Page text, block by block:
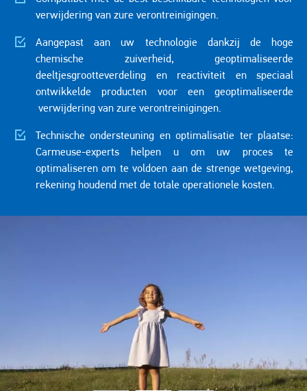
verwijdering van zure verontreinigingen.
Aangepast aan uw technologie dankzij de hoge
chemische zuiverheid, geoptimaliseerde
deeltjesgrootteverdeling en reactiviteit en speciaal
ontwikkelde producten voor een geoptimaliseerde
verwijdering van zure verontreinigingen.
Technische ondersteuning en optimalisatie ter plaatse:
Carmeuse-experts helpen u om uw proces te
optimaliseren om te voldoen aan de strenge wetgeving,
rekening houdend met de totale operationele kosten.